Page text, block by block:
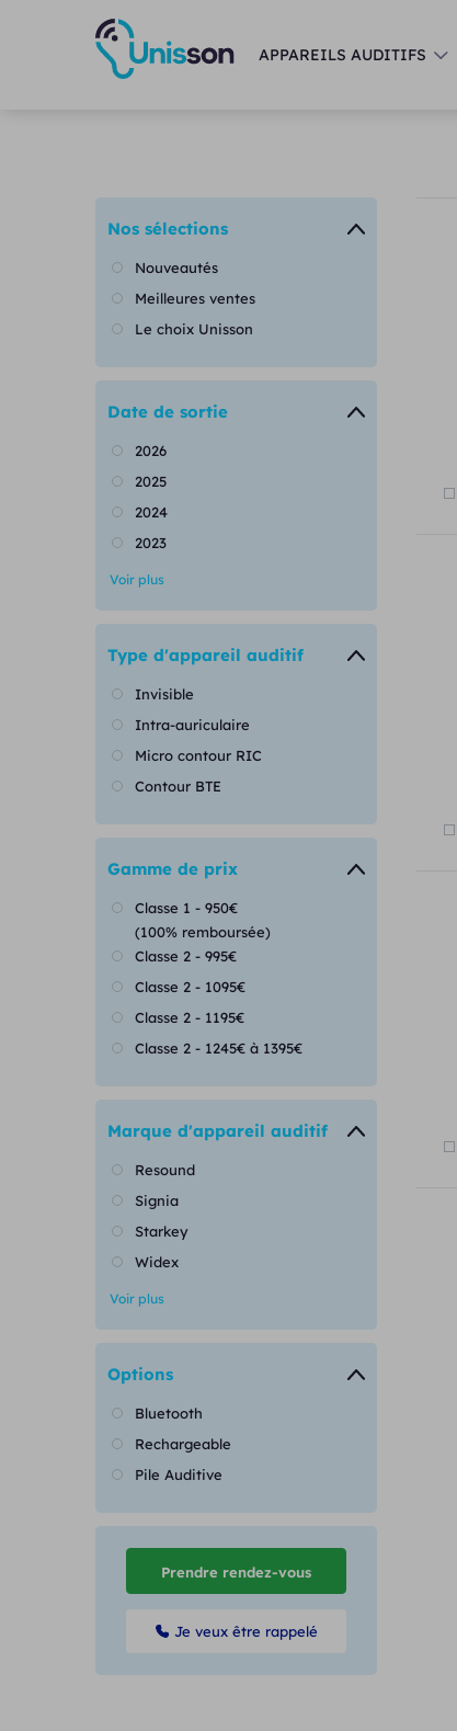
APPAREILS AUDITIFS
Nos sélections
Nouveautés
Meilleures ventes
Le choix Unisson
Date de sortie
2026
2025
2024
2023
Voir plus
Type d'appareil auditif
Invisible
Intra-auriculaire
Micro contour RIC
Contour BTE
Gamme de prix
Classe 1 - 950€
(100% remboursée)
Classe 2 - 995€
Classe 2 - 1095€
Classe 2 - 1195€
Classe 2 - 1245€ à 1395€
Marque d'appareil auditif
Resound
Signia
Starkey
Widex
Voir plus
Options
Bluetooth
Rechargeable
Pile Auditive
Prendre rendez-vous
Je veux être rappelé